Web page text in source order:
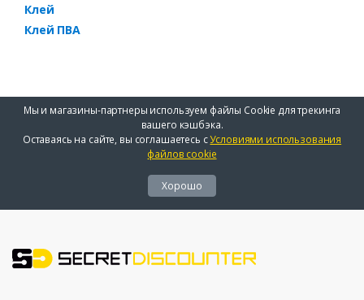
Клей
Клей ПВА
Мы и магазины-партнеры используем файлы Cookie для трекинга
вашего кэшбэка.
Оставаясь на сайте, вы соглашаетесь сУсловиями использования
файлов cookie
Хорошо